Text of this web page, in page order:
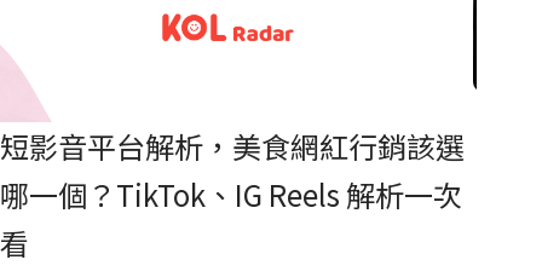
短影音平台解析，美食網紅行銷該選
哪一個？TikTok、IG Reels 解析一次
看